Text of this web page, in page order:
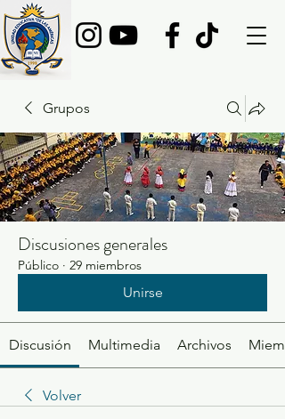
Grupos
Discusiones generales
Público · 29 miembros
Unirse
Discusión Multimedia Archivos
Volver